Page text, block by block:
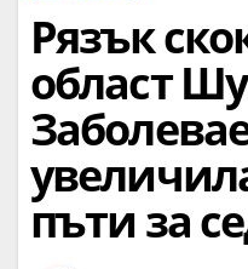
Рязък
област
пъти за